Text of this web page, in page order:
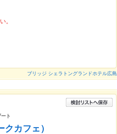
。
ブリッジ シェラトングランドホテル広島
ト
カフェ）